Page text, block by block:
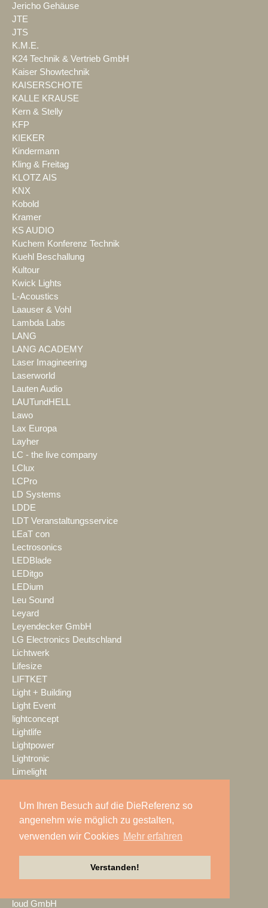
Um Ihren Besuch auf die DieReferenz so
angenehm wie möglich zu gestalten,
verwenden wir Cookies Mehr erfahren
Verstanden!
Jericho Gehäuse
JTE
JTS
K.M.E.
K24 Technik & Vertrieb GmbH
Kaiser Showtechnik
KAISERSCHOTE
KALLE KRAUSE
Kern & Stelly
KFP
KIEKER
Kindermann
Kling & Freitag
KLOTZ AIS
KNX
Kobold
Kramer
KS AUDIO
Kuchem Konferenz Technik
Kuehl Beschallung
Kultour
Kwick Lights
L-Acoustics
Laauser & Vohl
Lambda Labs
LANG
LANG ACADEMY
Laser Imagineering
Laserworld
Lauten Audio
LAUTundHELL
Lawo
Lax Europa
Layher
LC - the live company
LClux
LCPro
LD Systems
LDDE
LDT Veranstaltungsservice
LEaT con
Lectrosonics
LEDBlade
LEDitgo
LEDium
Leu Sound
Leyard
Leyendecker GmbH
LG Electronics Deutschland
Lichtwerk
Lifesize
LIFTKET
Light + Building
Light Event
lightconcept
Lightlife
Lightpower
Lightronic
Limelight
livewelt
LK AG
LMP
LOGIC media solutions
Look Solutions
loud GmbH